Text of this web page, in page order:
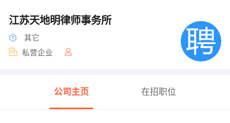
江苏天地明律师事务所
其它
私营企业
公司主页 在招职位